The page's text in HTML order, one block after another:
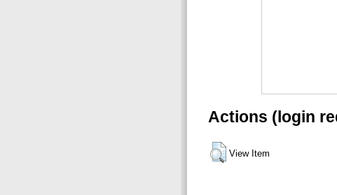
Actions (login
View Item